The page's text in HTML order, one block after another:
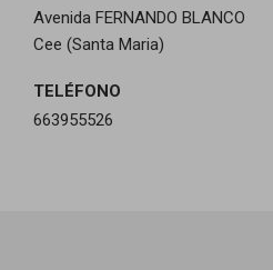
Avenida FERNANDO BLANCO
Cee (Santa Maria)
TELÉFONO
663955526